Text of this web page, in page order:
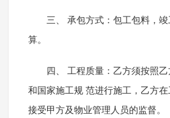
三、 承包方式：包工包料，
算。
四、 工程质量：乙方须按照
和国家施工规 范进行施工，乙方
接受甲方及物业管理人员的监督。